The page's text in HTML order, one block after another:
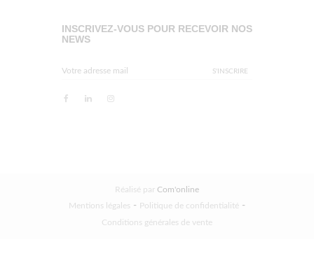
INSCRIVEZ-VOUS POUR RECEVOIR NOS
NEWS
Réalisé par Com'online
Mentions légales - Politique de confidentialité -
Conditions générales de vente